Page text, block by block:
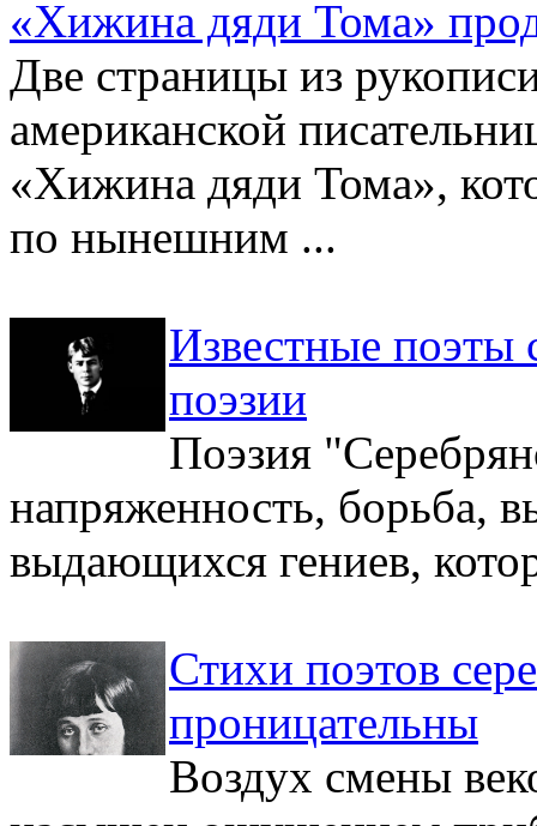
«Хижина дяди Тома»
Две страницы из
американской
«Хижина дяди Тома»,
по нынешним ...
Известные поэты
поэзии
Поэзия
напряженность, борьба,
выдающихся гениев,
Стихи поэтов
проницательны
Воздух смены